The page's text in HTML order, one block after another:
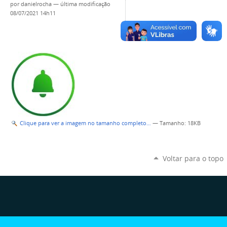
pordanielrocha — última modificação
08/07/2021 14h11
Clique para ver a imagem no tamanho completo… — Tamanho: 18KB
Voltar para o topo